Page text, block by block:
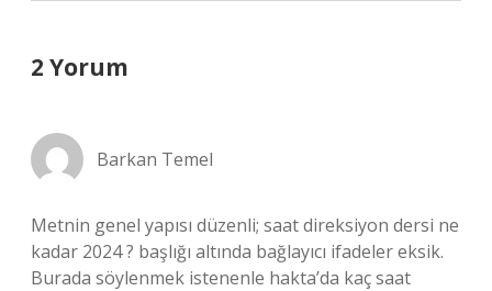
2 Yorum
Barkan Temel
Metnin genel yapısı düzenli; saat direksiyon dersi ne
kadar 2024 ? başlığı altında bağlayıcı ifadeler eksik.
Burada söylenmek istenenle hakta’da kaç saat